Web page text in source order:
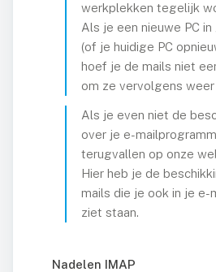
werkplekken tegelijk
Als je een nieuwe PC
(of je huidige PC
hoef je de mails niet
om ze vervolgens
Als je even niet de
over je e-
terugvallen op onze
Hier heb je de
mails die je ook in je e-
ziet staan.
Nadelen IMAP
Netaffairs